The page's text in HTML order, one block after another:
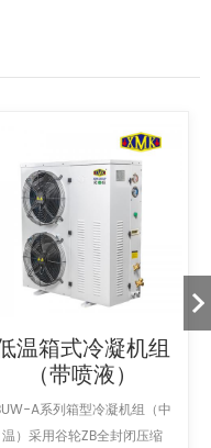
温箱式冷凝机组
（带喷液）
A系列箱型冷凝机组（中
温）采用谷轮ZB全封闭压缩